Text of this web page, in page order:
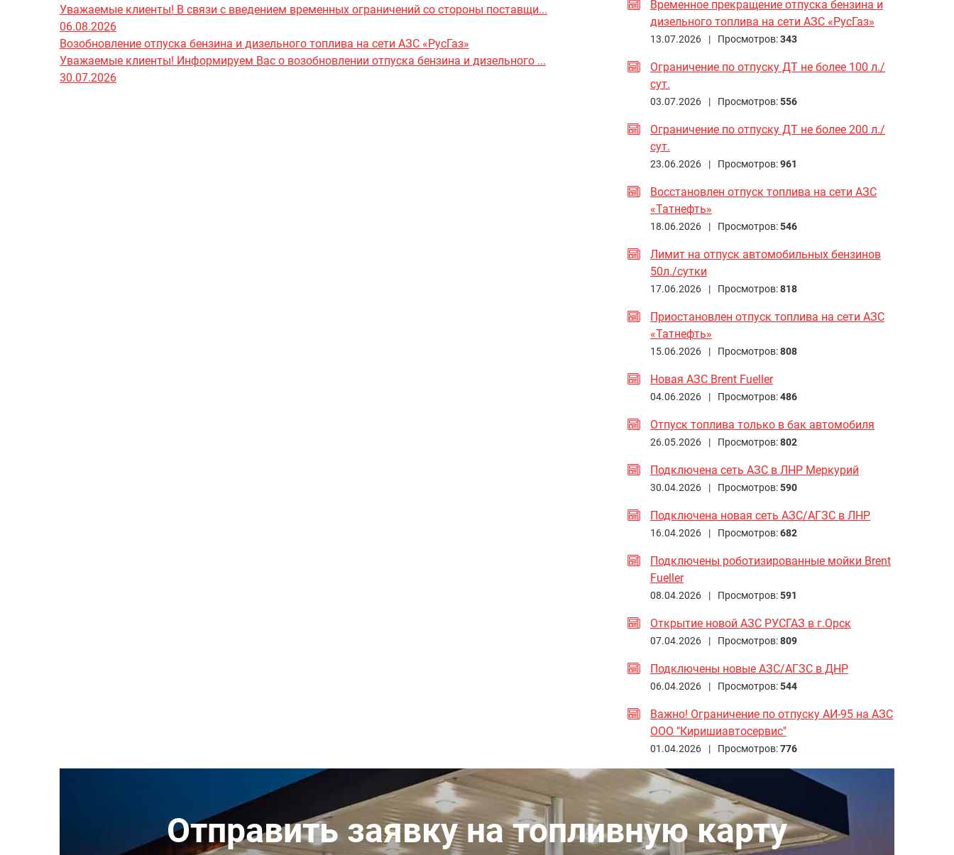
Уважаемые клиенты! В связи с введением временных ограничений со стороны поставщи...
06.08.2026
Возобновление отпуска бензина и дизельного топлива на сети АЗС «РусГаз»
Уважаемые клиенты! Информируем Вас о возобновлении отпуска бензина и дизельного ...
30.07.2026
Временное прекращение отпуска бензина и
дизельного топлива на сети АЗС «РусГаз»
13.07.2026 | Просмотров:343
Ограничение по отпуску ДТ не более 100 л./
сут.
03.07.2026 | Просмотров:556
Ограничение по отпуску ДТ не более 200 л./
сут.
23.06.2026 | Просмотров:961
Восстановлен отпуск топлива на сети АЗС
«Татнефть»
18.06.2026 | Просмотров:546
Лимит на отпуск автомобильных бензинов
50л./сутки
17.06.2026 | Просмотров:818
Приостановлен отпуск топлива на сети АЗС
«Татнефть»
15.06.2026 | Просмотров:808
Новая АЗС Brent Fueller
04.06.2026 | Просмотров:486
Отпуск топлива только в бак автомобиля
26.05.2026 | Просмотров:802
Подключена сеть АЗС в ЛНР Меркурий
30.04.2026 | Просмотров:590
Подключена новая сеть АЗС/АГЗС в ЛНР
16.04.2026 | Просмотров:682
Подключены роботизированные мойки Brent
Fueller
08.04.2026 | Просмотров:591
Открытие новой АЗС РУСГАЗ в г.Орск
07.04.2026 | Просмотров:809
Подключены новые АЗС/АГЗС в ДНР
06.04.2026 | Просмотров:544
Важно! Ограничение по отпуску АИ-95 на АЗС
ООО "Киришиавтосервис"
01.04.2026 | Просмотров:776
Отправить заявку на топливную карту